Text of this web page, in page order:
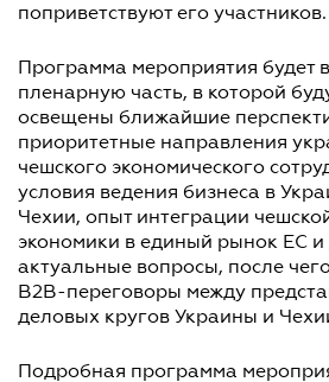
поприветствуют его участников.
Программа мероприятия будет
пленарную часть, в которой
освещены ближайшие
приоритетные направления
чешского экономического
условия ведения бизнеса в
Чехии, опыт интеграции
экономики в единый рынок ЕС и
актуальные вопросы, после
В2В-переговоры между
деловых кругов Украины и
Подробная программа